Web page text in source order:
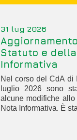
31 lug 2026
Statuto e
Informativa
Nel corso del CdA di
luglio 2026 sono
alcune modifiche
Nota Informativa. È